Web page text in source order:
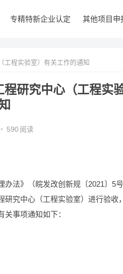
专精特新企业认定 其他项目申
工程实验室）有关工作的通知
研究中心（工程实
• 590 阅读
法》（皖发改创新规〔2021〕5
究中心（工程实验室）进行验收
事项通知如下：